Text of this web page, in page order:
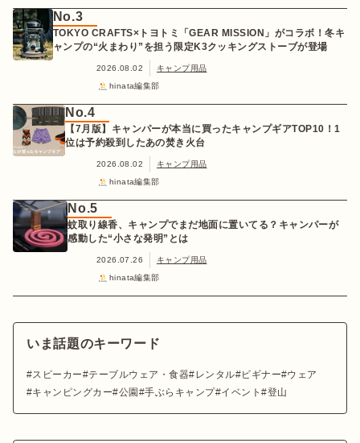
No.3
TOKYO CRAFTS×トヨトミ「GEAR MISSION」がコラボ！冬キ
ャンプの“火まわり”を担う限定K3クッキングストーブが登場
2026.08.02
キャンプ用品
hinata編集部
No.4
【7月版】キャンパーが本当に買ったキャンプギアTOP10！1
位は予約殺到したあの焚き火台
2026.08.02
キャンプ用品
hinata編集部
No.5
蚊取り線香、キャンプでまだ地面に置いてる？キャンパーが
感動した“小さな発明”とは
2026.07.26
キャンプ用品
hinata編集部
いま話題のキーワード
スピーカー テーブルウェア・食器 レンタル ビギナー
ウェア
キャンピングカー 公園 手ぶらキャンプ イベント 登山